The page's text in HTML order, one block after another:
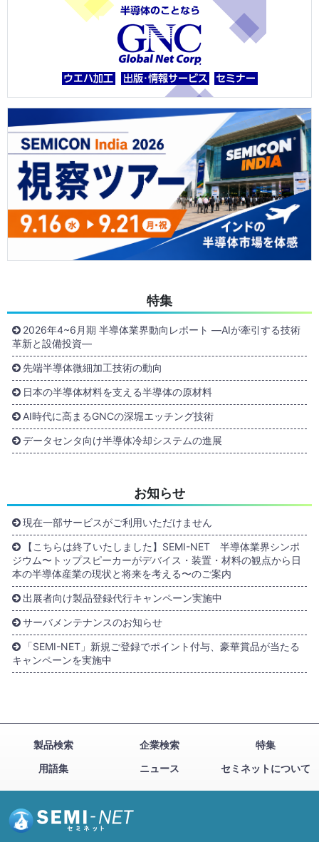
特集
2026年4~6月期 半導体業界動向レポート ―AIが牽引する技術
革新と設備投資―
先端半導体微細加工技術の動向
日本の半導体材料を支える半導体の原材料
AI時代に高まるGNCの深堀エッチング技術
データセンタ向け半導体冷却システムの進展
お知らせ
現在一部サービスがご利用いただけません
【こちらは終了いたしました】SEMI-NET 半導体業界シンポ
ジウム〜トップスピーカーがデバイス・装置・材料の観点から日
本の半導体産業の現状と将来を考える〜のご案内
出展者向け製品登録代行キャンペーン実施中
サーバメンテナンスのお知らせ
「SEMI-NET」新規ご登録でポイント付与、豪華賞品が当たる
キャンペーンを実施中
製品検索 企業検索
特集
用語集
ニュース セミネットについて